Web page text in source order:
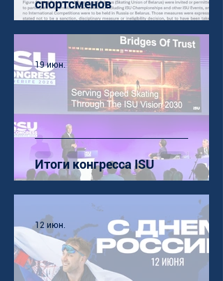
спортсменов
Итоги конгресса ISU
19 июн.
12 июн.